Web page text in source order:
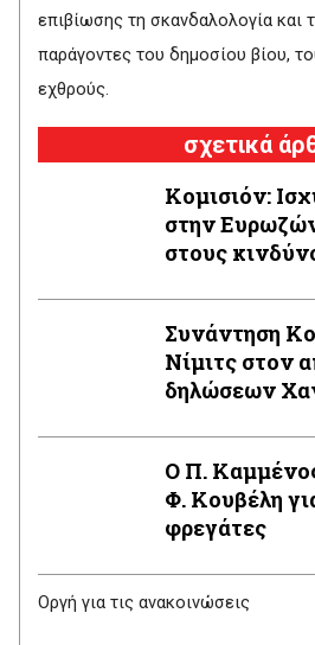
επιβίωσης τη σκανδαλολογία και
παράγοντες του δημοσίου βίου,
εχθρούς.
σχετικά
Κομισιόν:
στην
στους
Συνάντηση
Νίμιτς στον απόηχο των
δηλώσεων
Ο Π.
Φ. Κουβέλη
φρεγάτες
Οργή για τις ανακοινώσεις